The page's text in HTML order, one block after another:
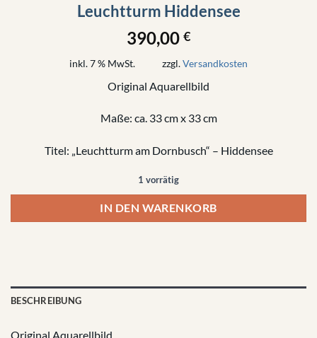
Leuchtturm Hiddensee
390,00 €
inkl. 7 % MwSt. zzgl.Versandkosten
Original Aquarellbild
Maße: ca. 33 cm x 33 cm
Titel: „Leuchtturm am Dornbusch“ – Hiddensee
1 vorrätig
IN DEN WARENKORB
BESCHREIBUNG
Original Aquarellbild